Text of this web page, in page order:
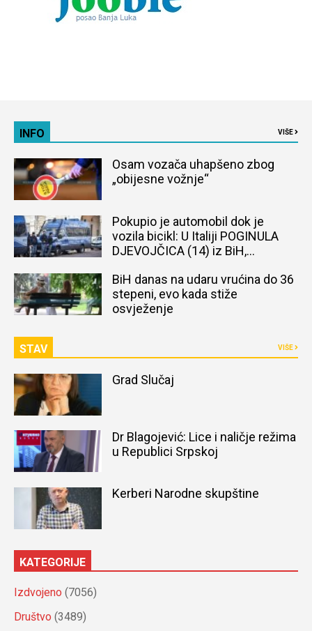
INFO VIŠE
Osam vozača uhapšeno zbog
„obijesne vožnje“
Pokupio je automobil dok je
vozila bicikl: U Italiji POGINULA
DJEVOJČICA (14) iz BiH,
BiH danas na udaru vrućina do 36
stepeni, evo kada stiže
osvježenje
STAV VIŠE
Grad Slučaj
Dr Blagojević: Lice i naličje režima
u Republici Srpskoj
Kerberi Narodne skupštine
KATEGORIJE
Izdvojeno (7056)
Društvo (3489)